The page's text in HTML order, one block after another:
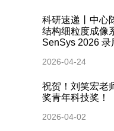
科研速递丨中心
结构细粒度成像
SenSys 2026 录
2026-04-24
祝贺！刘笑宏老
奖青年科技奖！
2026-04-02